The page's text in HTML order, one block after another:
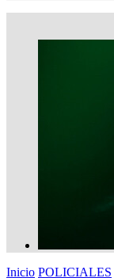
Inicio POLICIALES